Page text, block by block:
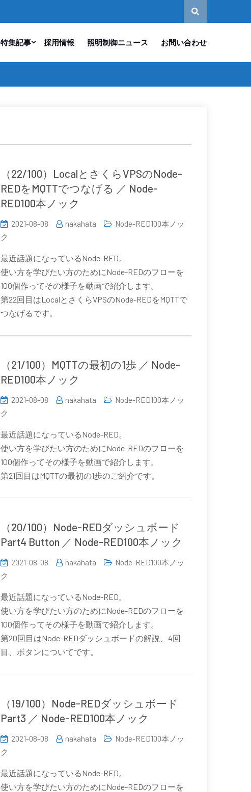
特集記事 採用情報 照明制御ニュース お問い合わせ
（22/100）LocalとさくらVPSのNode-
REDをMQTTでつなげる ／ Node-
RED100本ノック
2021-08-08 nakahata
Node-RED100本ノッ
ク
最近話題になっているNode-RED。
使い方を学びたい方のためにNode-REDのフローを
100個作ってその様子を動画で紹介します。
第22回目はLocalとさくらVPSのNode-REDをMQTTで
つなげるです。
（21/100）MQTTの最初の1歩 ／ Node-
RED100本ノック
2021-08-08 nakahata
Node-RED100本ノッ
ク
最近話題になっているNode-RED。
使い方を学びたい方のためにNode-REDのフローを
100個作ってその様子を動画で紹介します。
第21回目はMQTTの最初の1歩のご紹介です。
（20/100）Node-REDダッシュボード
Part4 Button ／ Node-RED100本ノック
2021-08-08 nakahata
Node-RED100本ノッ
ク
最近話題になっているNode-RED。
使い方を学びたい方のためにNode-REDのフローを
100個作ってその様子を動画で紹介します。
第20回目はNode-REDダッシュボードの解説、4回
目、ボタンについてです。
（19/100）Node-REDダッシュボード
Part3 ／ Node-RED100本ノック
2021-08-08 nakahata
Node-RED100本ノッ
ク
最近話題になっているNode-RED。
使い方を学びたい方のためにNode-REDのフローを